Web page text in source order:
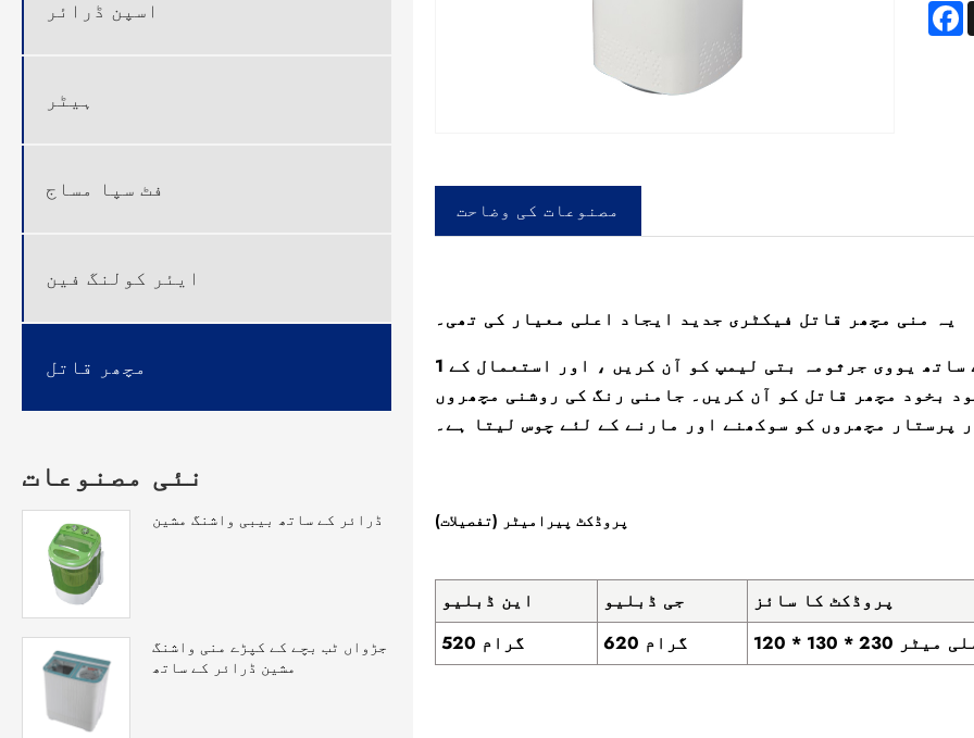
اسپن ڈرائر
ہیٹر
فٹ سپا مساج
ایئر کولنگ فین
مچھر قاتل
نئی مصنوعات
ڈرائر کے ساتھ بیبی واشنگ مشین
جڑواں ٹب بچے کے کپڑے منی واشنگ
مشین ڈرائر کے ساتھ
مصنوعات کی وضاحت
یہ منی مچھر قاتل فیکٹری جدید ایجاد اعلی معیار کی تھی۔
فنکشن: پاور آن ہونے کے بعد 10 سیکنڈ کی تاخیر کے ساتھ یووی جرثومہ بتی لیمپ کو آن کریں ، اور استعمال کے 1
بخود مچھر قاتل کو آن کریں۔ جامنی رنگ کی روشنی مچھروں
پرستار مچھروں کو سوکھنے اور مارنے کے لئے چوس لیتا ہے۔
پروڈکٹ پیرامیٹر (تفصیلات)
این ڈبلیو جی ڈبلیو پروڈکٹ کا سائز
520 گرام
620 گرام * 130 * 230 ملی میٹر